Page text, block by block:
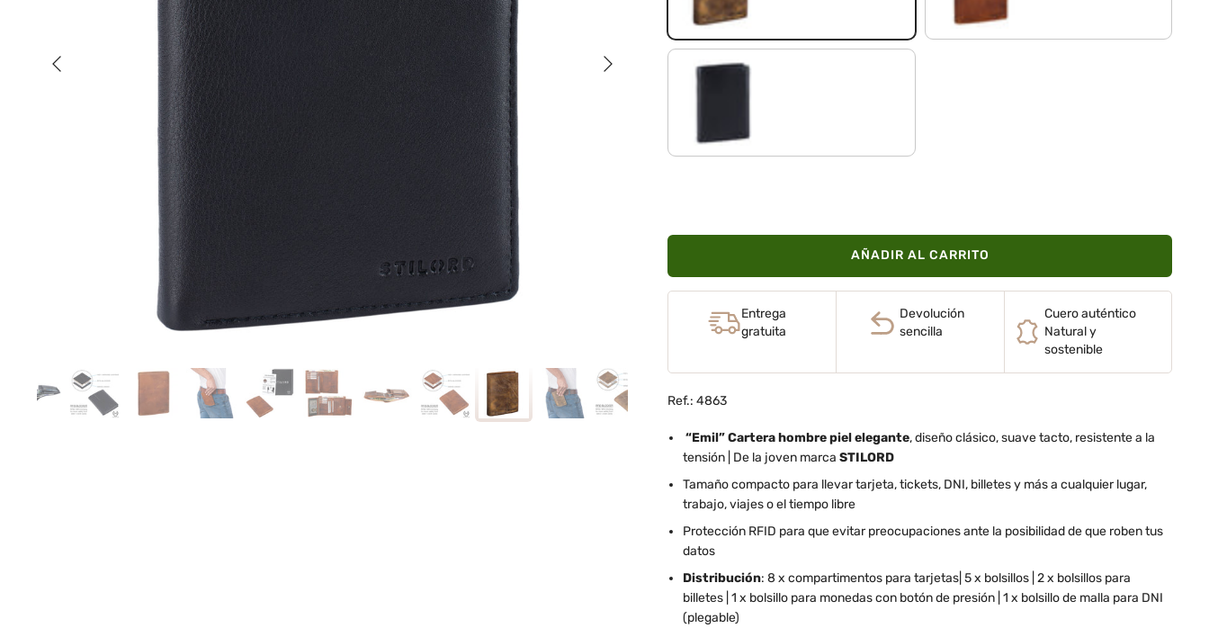
Anterior Siguiente
AÑADIR AL CARRITO
Entrega
gratuita
Devolución
sencilla
Cuero auténtico
Natural y
sostenible
Ref.: 4863
“Emil” Cartera hombre piel elegante, diseño clásico, suave tacto, resistente a la
tensión | De la joven marca STILORD
Tamaño compacto para llevar tarjeta, tickets, DNI, billetes y más a cualquier lugar,
trabajo, viajes o el tiempo libre
Protección RFID para que evitar preocupaciones ante la posibilidad de que roben tus
datos
Distribución: 8 x compartimentos para tarjetas| 5 x bolsillos | 2 x bolsillos para
billetes | 1 x bolsillo para monedas con botón de presión | 1 x bolsillo de malla para DNI
(plegable)